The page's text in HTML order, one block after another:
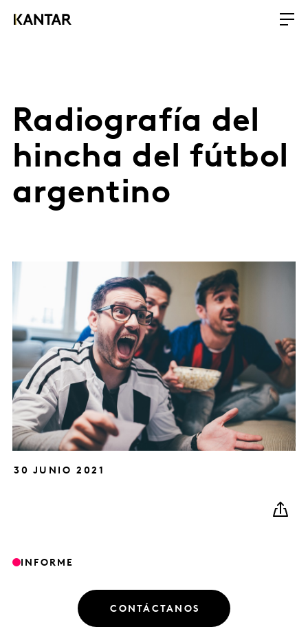
Radiografía del
hincha del fútbol
argentino
30 JUNIO 2021
INFORME
CONTÁCTANOS